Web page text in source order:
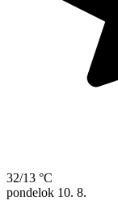
32/13 °C
pondelok 10. 8.